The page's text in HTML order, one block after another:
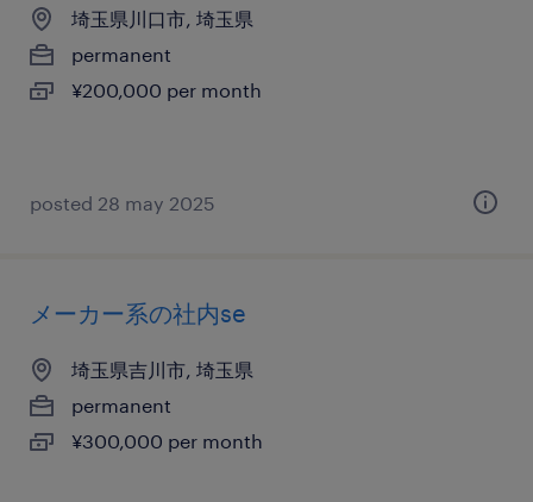
埼玉県川口市, 埼玉県
permanent
¥200,000 per month
posted 28 may 2025
メーカー系の社内se
埼玉県吉川市, 埼玉県
permanent
¥300,000 per month